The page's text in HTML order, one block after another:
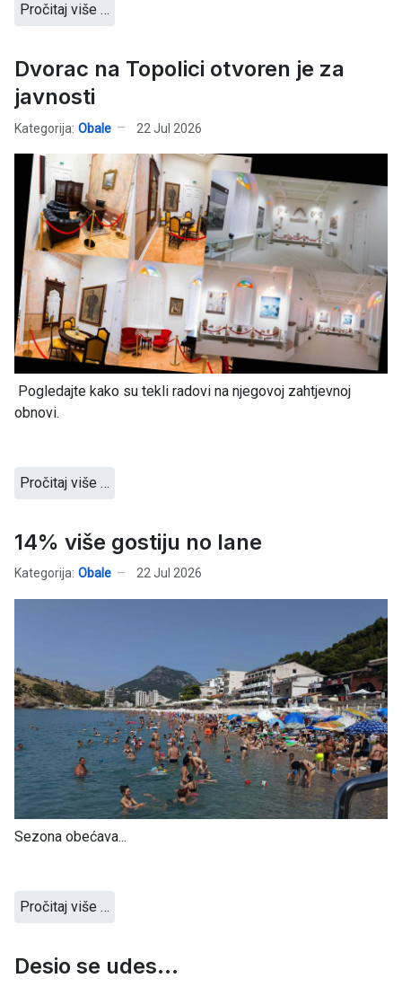
Pročitaj više …
Dvorac na Topolici otvoren je za
javnosti
Kategorija: Obale 22 Jul 2026
Pogledajte kako su tekli radovi na njegovoj zahtjevnoj
obnovi.
Pročitaj više …
14% više gostiju no lane
Kategorija: Obale 22 Jul 2026
Sezona obećava...
Pročitaj više …
Desio se udes...